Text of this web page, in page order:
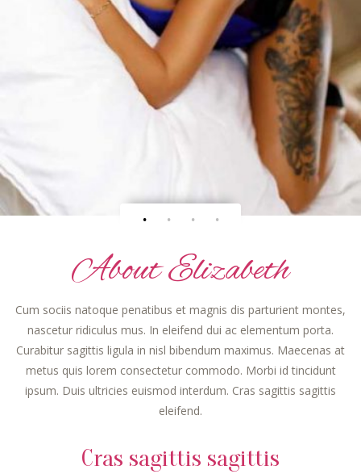
About Elizabeth
Cum sociis natoque penatibus et magnis dis parturient montes,
nascetur ridiculus mus. In eleifend dui ac elementum porta.
Curabitur sagittis ligula in nisl bibendum maximus. Maecenas at
metus quis lorem consectetur commodo. Morbi id tincidunt
ipsum. Duis ultricies euismod interdum. Cras sagittis sagittis
eleifend.
Cras sagittis sagittis